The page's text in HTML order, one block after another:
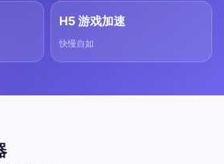
H5 游戏加速
快慢自如